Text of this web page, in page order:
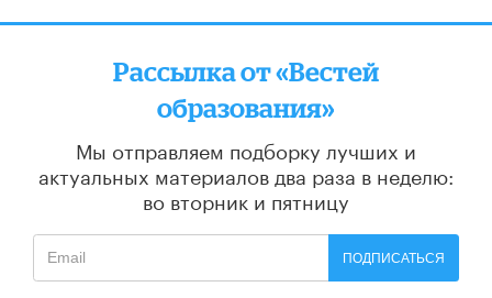
Рассылка от «Вестей
образования»
Мы отправляем подборку лучших и
актуальных материалов два раза в неделю:
во вторник и пятницу
ПОДПИСАТЬСЯ